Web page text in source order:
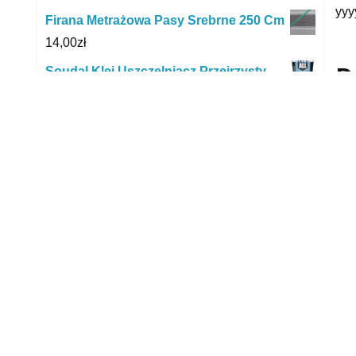
Firana Metrażowa Pasy Srebrne 250 Cm
14,00zł
Soudal Klej Uszczelniacz Przejrzysty